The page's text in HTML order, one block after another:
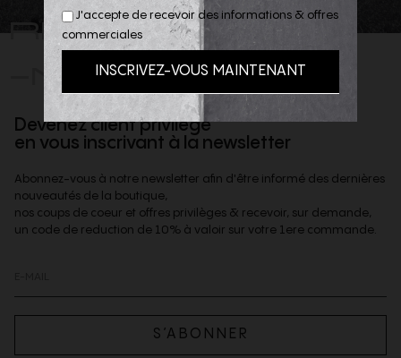
REJOIGNEZ
-NOUS
Devenez client privilège
en vous inscrivant à la newsletter
Abonnez-vous à notre newsletter afin d'être informé des dernières
nouveautés de la boutique,
nos coups de coeur et offres privilèges & recevoir, sur demande,
un code de reduction de 10% à valoir sur votre 1ere commande.
S’ABONNER
J'accepte de recevoir des informations & offres
commerciales